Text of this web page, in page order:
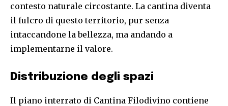
contesto naturale circostante. La cantina diventa
il fulcro di questo territorio, pur senza
intaccandone la bellezza, ma andando a
implementarne il valore.
Distribuzione degli spazi
Il piano interrato di Cantina Filodivino contiene